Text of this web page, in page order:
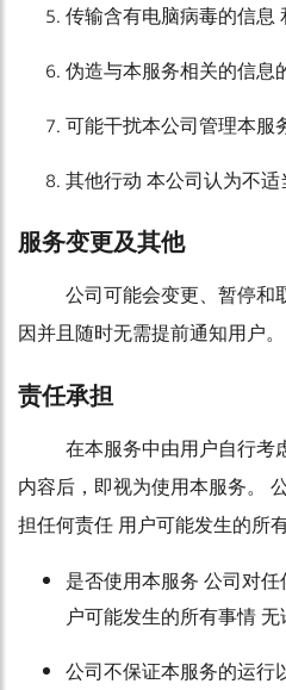
传输含有电脑病毒的信息
伪造与本服务相关的信息
可能干扰本公司管理本服
其他行动 本公司认为不适
服务变更及其他
公司可能会变更、暂停和
因并且随时无需提前通知用户。
责任承担
在本服务中由用户自行考
内容后，即视为使用本服务。
担任何责任 用户可能发生的所有
是否使用本服务 公司对
户可能发生的所有事情 无
公司不保证本服务的运行